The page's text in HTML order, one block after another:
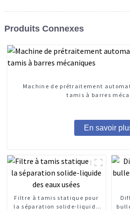
Produits Connexes
Machine de prétraitement
tamis à barres
En savoir
Filtre à tamis statique pour
la séparation solide-liquide